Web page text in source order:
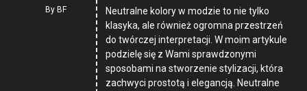
ByBF
Neutralne kolory w modzie to nie tylko
klasyka, ale również ogromna przestrzeń
do twórczej interpretacji. W moim artykule
podzielę się z Wami sprawdzonymi
sposobami na stworzenie stylizacji, która
zachwyci prostotą i elegancją. Neutralne